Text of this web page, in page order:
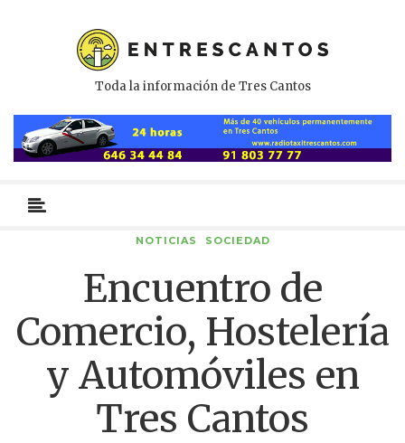
Toda la información de Tres Cantos
primario
NOTICIAS SOCIEDAD
Encuentro de
Comercio, Hostelería
y Automóviles en
Tres Cantos